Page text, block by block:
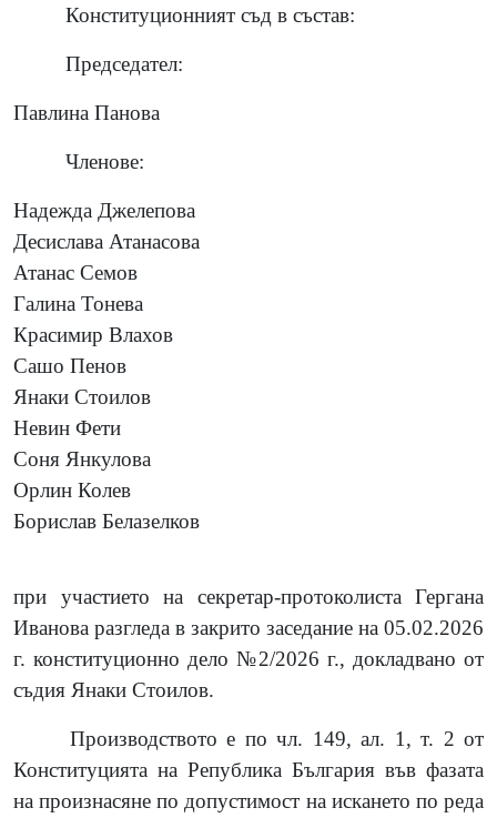
Конституционният съд в състав:
Председател:
Павлина Панова
Членове:
Надежда Джелепова
Десислава Атанасова
Атанас Семов
Галина Тонева
Красимир Влахов
Сашо Пенов
Янаки Стоилов
Невин Фети
Соня Янкулова
Орлин Колев
Борислав Белазелков
при участието на секретар-протоколиста Гергана
Иванова разгледа в закрито заседание на 05.02.2026
г. конституционно дело №2/2026 г., докладвано от
съдия Янаки Стоилов.
Производството е по чл. 149, ал. 1, т. 2 от
Конституцията на Република България във фазата
на произнасяне по допустимост на искането по реда